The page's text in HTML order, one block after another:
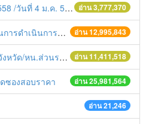
อ่าน 3,777,370
/วันที่ 4 ม.ค. 58
อ่าน 12,995,843
รตรวจราชการแบบบูรณาการ
อ่าน 11,411,518
ประจำเดือน มิถุนายน 2558
อ่าน 25,981,564
ซองสอบราคา
อ่าน 21,246